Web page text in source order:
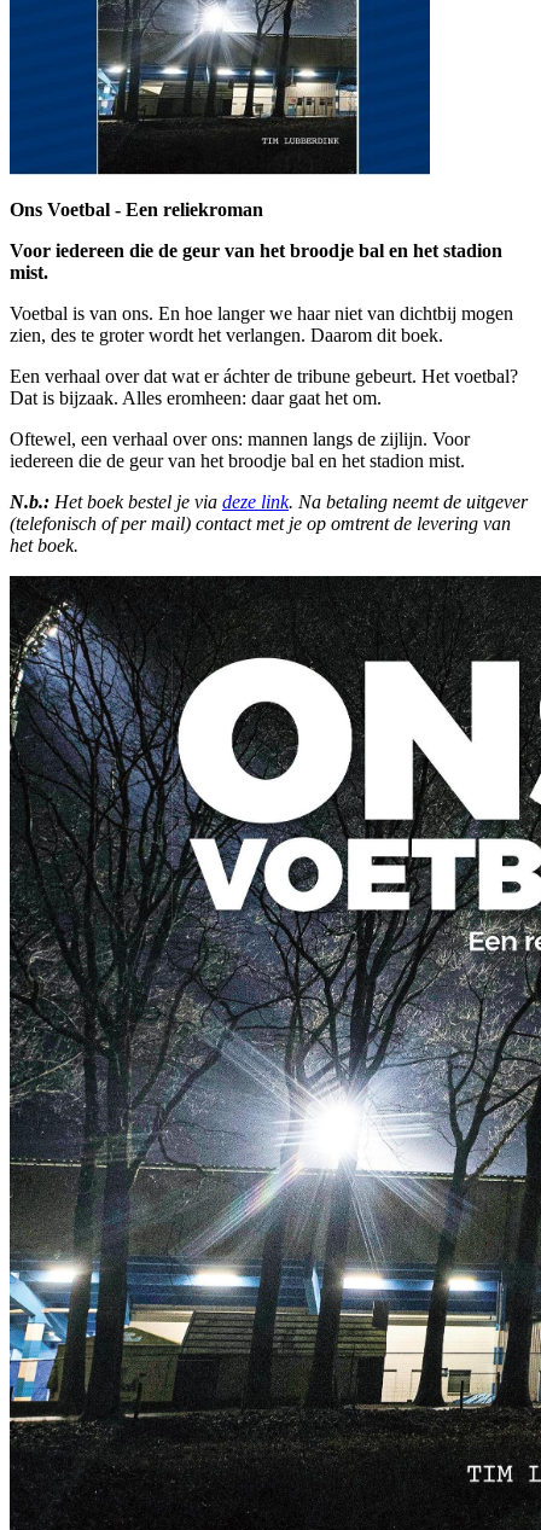
Ons Voetbal - Een reliekroman
Voor iedereen die de geur van het broodje bal en het stadion
mist.
Voetbal is van ons. En hoe langer we haar niet van dichtbij mogen
zien, des te groter wordt het verlangen. Daarom dit boek.
Een verhaal over dat wat er áchter de tribune gebeurt. Het voetbal?
Dat is bijzaak. Alles eromheen: daar gaat het om.
Oftewel, een verhaal over ons: mannen langs de zijlijn. Voor
iedereen die de geur van het broodje bal en het stadion mist.
N.b.: Het boek bestel je via deze link. Na betaling neemt de uitgever
(telefonisch of per mail) contact met je op omtrent de levering van
het boek.